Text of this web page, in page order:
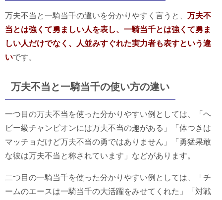
万夫不当と一騎当千の違いを分かりやすく言うと、 万夫不
当とは強くて勇ましい人を表し、一騎当千とは強くて勇ま
しい人だけでなく、人並みすぐれた実力者も表すという違
いです。
万夫不当と一騎当千の使い方の違い
一つ目の万夫不当を使った分かりやすい例としては、「ヘ
ビー級チャンピオンには万夫不当の趣がある」「体つきは
マッチョだけど万夫不当の勇ではありません」「勇猛果敢
な彼は万夫不当と称されています」などがあります。
二つ目の一騎当千を使った分かりやすい例としては、「チ
ームのエースは一騎当千の大活躍をみせてくれた」「対戦